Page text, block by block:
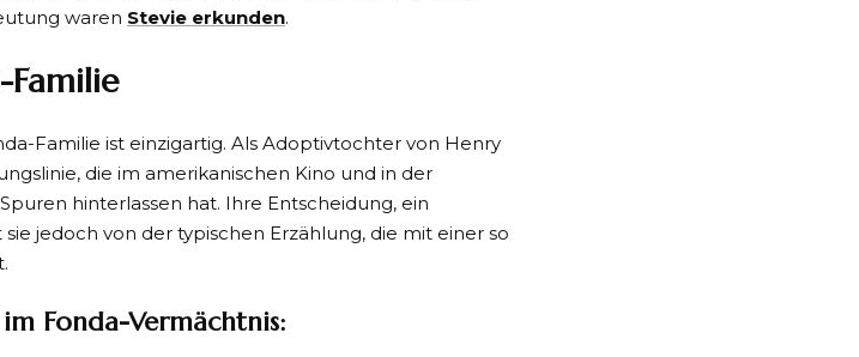
waren Stevie erkunden.
Familie
Familie ist einzigartig. Als Adoptivtochter von Henry
die im amerikanischen Kino und in der
hinterlassen hat. Ihre Entscheidung, ein
jedoch von der typischen Erzählung, die mit einer so
Fonda-Vermächtnis: